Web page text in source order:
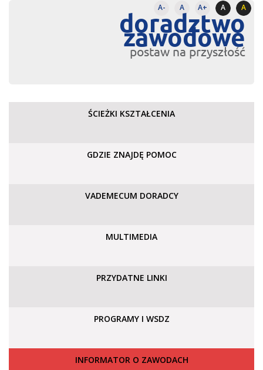
A- A A+ A A
doradztwo
zawodowe
postaw na przyszłość
ŚCIEŻKI KSZTAŁCENIA
GDZIE ZNAJDĘ POMOC
VADEMECUM DORADCY
MULTIMEDIA
PRZYDATNE LINKI
PROGRAMY I WSDZ
INFORMATOR O ZAWODACH